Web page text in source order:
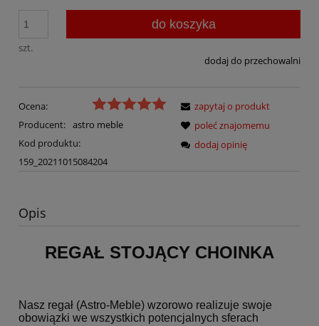
szt.
do koszyka
dodaj do przechowalni
Ocena:
Producent: astro meble
Kod produktu:
159_20211015084204
zapytaj o produkt
poleć znajomemu
dodaj opinię
Opis
REGAŁ STOJĄCY CHOINKA
Nasz regał (Astro-Meble) wzorowo realizuje swoje
obowiązki we wszystkich potencjalnych sferach